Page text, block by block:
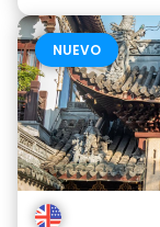
NUEVO